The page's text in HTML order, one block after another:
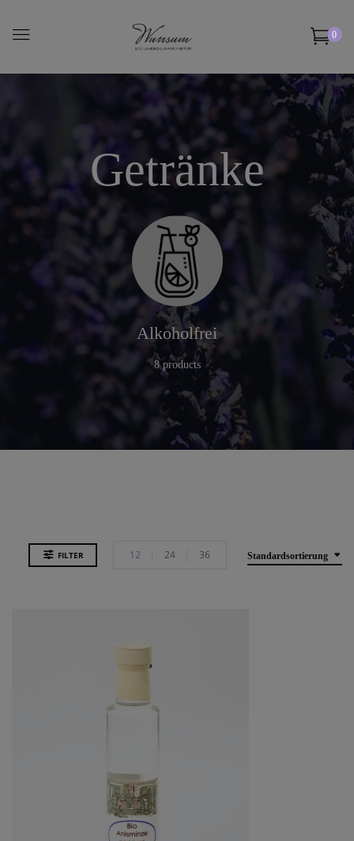
0
Getränke
Alkoholfrei
8 products
FILTER Standardsortierung
12 24 36